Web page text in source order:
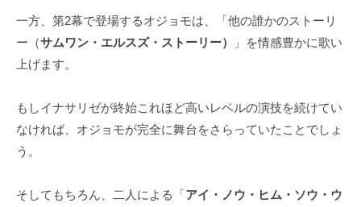
一方、第2幕で登場するオジョモは、「他の誰かのストーリ
ー（サムワン・エルスズ・ストーリー）
」を情感豊かに歌い
上げます。
もしイナサリゼが終始これほど高いレベルの演技を続けてい
なければ、オジョモが完全に舞台をさらっていたことでしょ
う。
そしてもちろん、二人による「アイ・ノウ・ヒム・ソウ・ウ